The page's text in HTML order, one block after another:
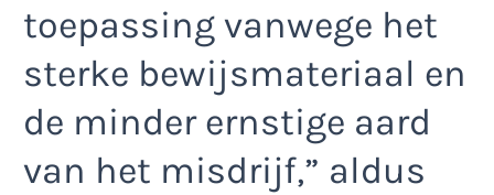
toepassing vanwege het
sterke bewijsmateriaal en
de minder ernstige aard
van het misdrijf,” aldus